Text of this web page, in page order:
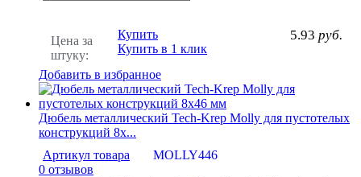
Цена за
штуку:
5.93 руб.
Купить
Купить в 1 клик
Добавить в избранное
Дюбель металлический Tech-Krep Molly для пустотелых
конструкций 8х...
Артикул товара
MOLLY446
0 отзывов